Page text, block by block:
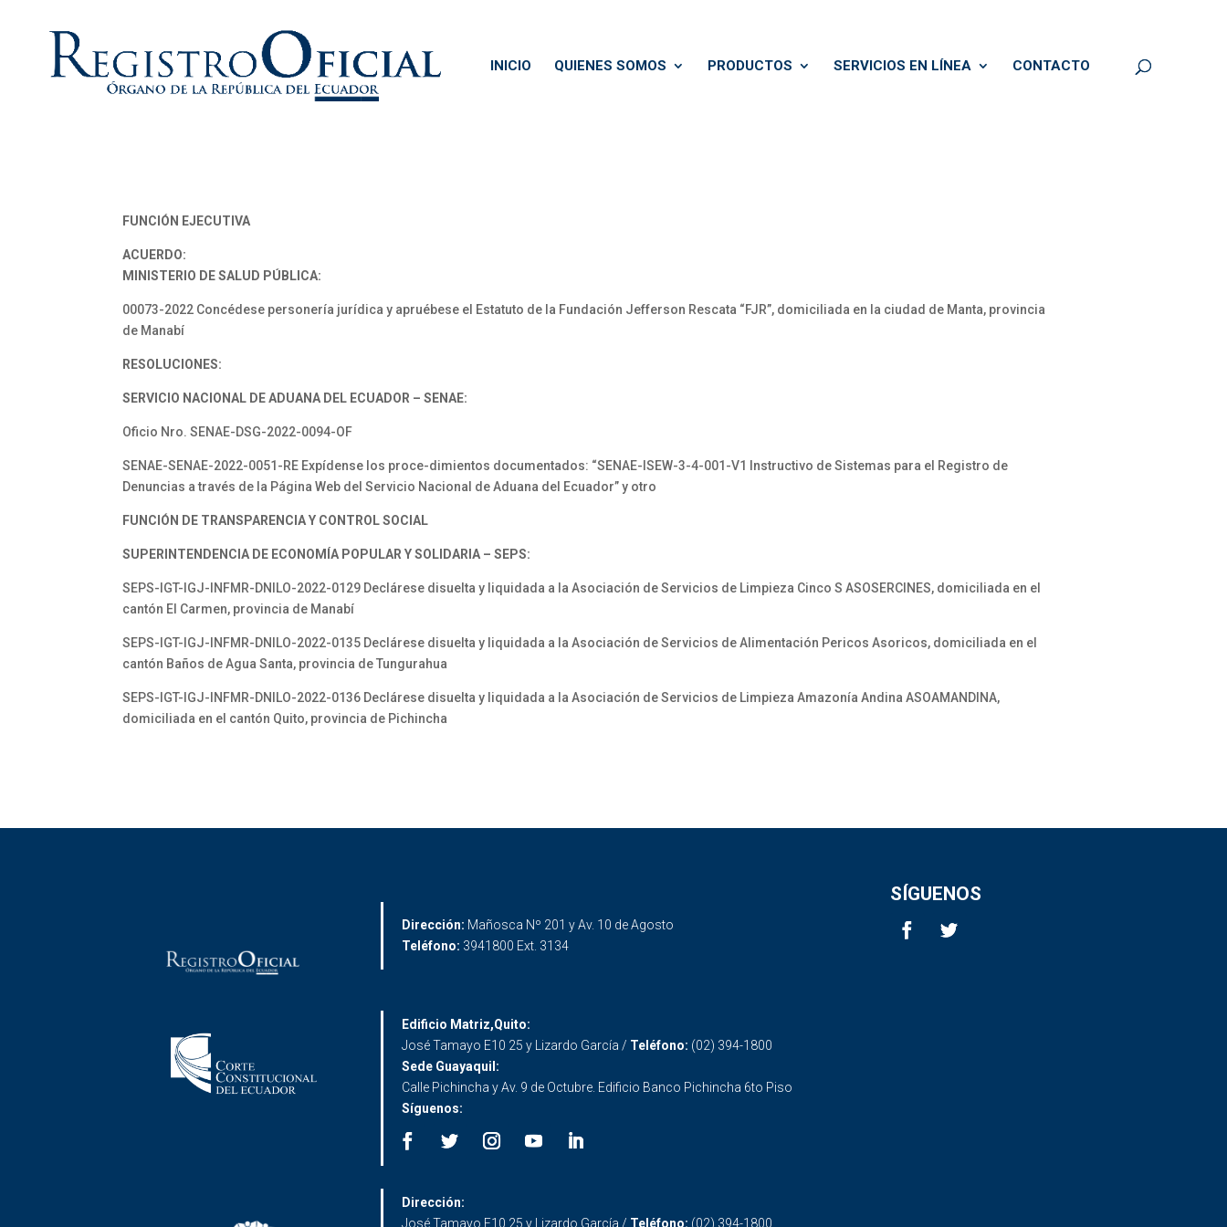
INICIO QUIENES SOMOS PRODUCTOS SERVICIOS EN LÍNEA CONTACTO
FUNCIÓN EJECUTIVA
ACUERDO:
MINISTERIO DE SALUD PÚBLICA:
00073-2022 Concédese personería jurídica y apruébese el Estatuto de la Fundación Jefferson Rescata “FJR”, domiciliada en la ciudad de Manta, provincia
de Manabí
RESOLUCIONES:
SERVICIO NACIONAL DE ADUANA DEL ECUADOR – SENAE:
Oficio Nro. SENAE-DSG-2022-0094-OF
SENAE-SENAE-2022-0051-RE Expídense los proce-dimientos documentados: “SENAE-ISEW-3-4-001-V1 Instructivo de Sistemas para el Registro de
Denuncias a través de la Página Web del Servicio Nacional de Aduana del Ecuador” y otro
FUNCIÓN DE TRANSPARENCIA Y CONTROL SOCIAL
SUPERINTENDENCIA DE ECONOMÍA POPULAR Y SOLIDARIA – SEPS:
SEPS-IGT-IGJ-INFMR-DNILO-2022-0129 Declárese disuelta y liquidada a la Asociación de Servicios de Limpieza Cinco S ASOSERCINES, domiciliada en el
cantón El Carmen, provincia de Manabí
SEPS-IGT-IGJ-INFMR-DNILO-2022-0135 Declárese disuelta y liquidada a la Asociación de Servicios de Alimentación Pericos Asoricos, domiciliada en el
cantón Baños de Agua Santa, provincia de Tungurahua
SEPS-IGT-IGJ-INFMR-DNILO-2022-0136 Declárese disuelta y liquidada a la Asociación de Servicios de Limpieza Amazonía Andina ASOAMANDINA,
domiciliada en el cantón Quito, provincia de Pichincha
Dirección: Mañosca Nº 201 y Av. 10 de Agosto
Teléfono: 3941800 Ext. 3134
SÍGUENOS
Edificio Matriz,Quito:
José Tamayo E10 25 y Lizardo García / Teléfono: (02) 394-1800
Sede Guayaquil:
Calle Pichincha y Av. 9 de Octubre. Edificio Banco Pichincha 6to Piso
Síguenos:
Dirección:
José Tamayo E10 25 y Lizardo García / Teléfono: (02) 394-1800